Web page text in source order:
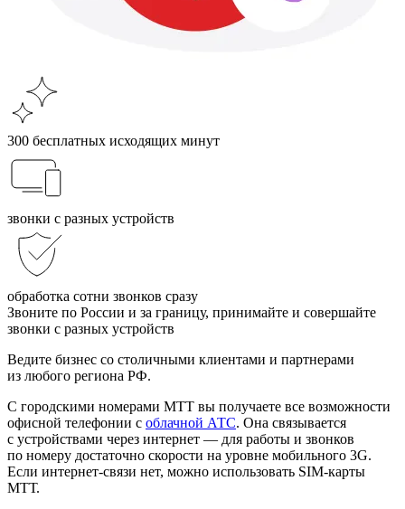
300 бесплатных исходящих минут
звонки с разных устройств
обработка сотни звонков сразу
Звоните по России и за границу, принимайте и совершайте
звонки с разных устройств
Ведите бизнес со столичными клиентами и партнерами
из любого региона РФ.
С городскими номерами МТТ вы получаете все возможности
офисной телефонии с облачной АТС. Она связывается
с устройствами через интернет — для работы и звонков
по номеру достаточно скорости на уровне мобильного 3G.
Если интернет-связи нет, можно использовать SIM-карты
МТТ.